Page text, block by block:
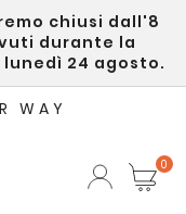
chiusi dall'8
durante la
24 agosto.
WAY
0
×